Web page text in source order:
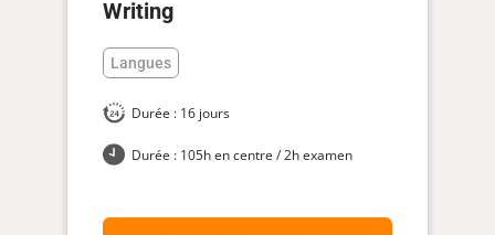
Writing
Langues
Durée : 16 jours
Durée : 105h en centre / 2h examen